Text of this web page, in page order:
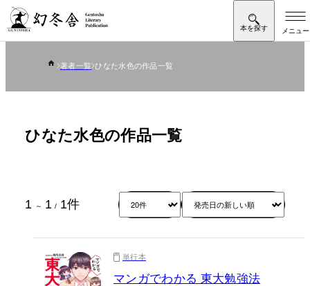
著者一覧 ひなた水色の作品一覧
ひなた水色の作品一覧
1 ～ 1 / 1件
単行本
マンガでわかる 東大勉強法